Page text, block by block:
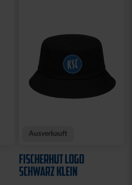
Ausverkauft
FISCHERHUT LOGO
SCHWARZ KLEIN